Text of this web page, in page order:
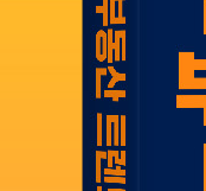
려진 거대한 수요
장, 과연 ‘잃어버린 30년
멸｜구조적인 공급 부